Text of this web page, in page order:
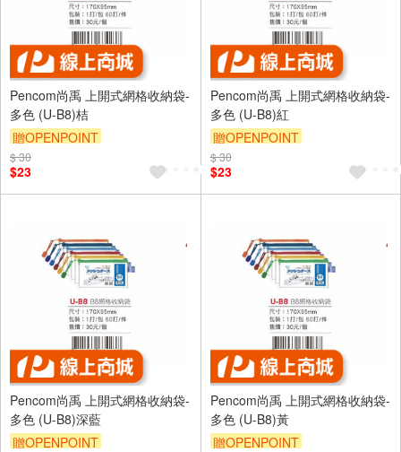
Pencom尚禹 上開式網格收納袋-
多色 (U-B8)桔
贈OPENPOINT
$ 30
$23
Pencom尚禹 上開式網格收納袋-
多色 (U-B8)紅
贈OPENPOINT
$ 30
$23
Pencom尚禹 上開式網格收納袋-
多色 (U-B8)深藍
贈OPENPOINT
Pencom尚禹 上開式網格收納袋-
多色 (U-B8)黃
贈OPENPOINT